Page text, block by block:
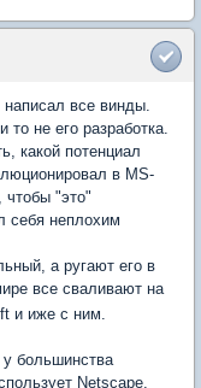
написал все винды.
не его разработка.
какой потенциал
в MS-
чтобы "это"
себя неплохим
а ругают его в
все сваливают на
и иже с ним.
большинства
Netscape,